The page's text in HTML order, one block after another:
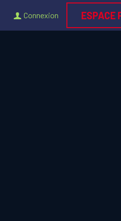
Connexion ESPACE